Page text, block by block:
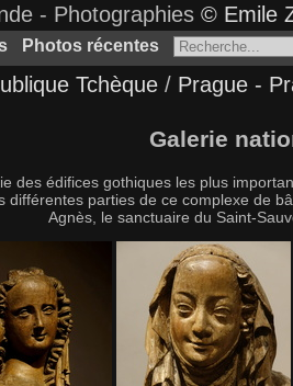
- Photographies © Emile
Photos récentes
Tchèque / Prague -
Galerie
des édifices gothiques les plus
différentes parties de ce complexe de
Agnès, le sanctuaire du Saint-